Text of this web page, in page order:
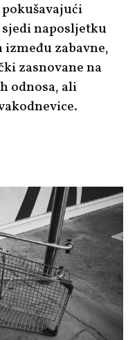
naposljetku
zabavne,
zasnovane na
odnosa, ali